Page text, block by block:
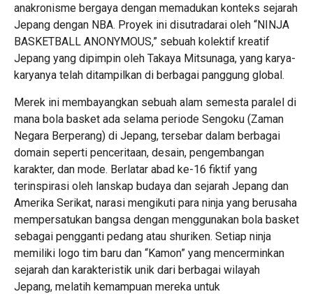
anakronisme bergaya dengan memadukan konteks sejarah
Jepang dengan NBA. Proyek ini disutradarai oleh “NINJA
BASKETBALL ANONYMOUS,” sebuah kolektif kreatif
Jepang yang dipimpin oleh Takaya Mitsunaga, yang karya-
karyanya telah ditampilkan di berbagai panggung global.
Merek ini membayangkan sebuah alam semesta paralel di
mana bola basket ada selama periode Sengoku (Zaman
Negara Berperang) di Jepang, tersebar dalam berbagai
domain seperti penceritaan, desain, pengembangan
karakter, dan mode. Berlatar abad ke-16 fiktif yang
terinspirasi oleh lanskap budaya dan sejarah Jepang dan
Amerika Serikat, narasi mengikuti para ninja yang berusaha
mempersatukan bangsa dengan menggunakan bola basket
sebagai pengganti pedang atau shuriken. Setiap ninja
memiliki logo tim baru dan “Kamon” yang mencerminkan
sejarah dan karakteristik unik dari berbagai wilayah
Jepang, melatih kemampuan mereka untuk